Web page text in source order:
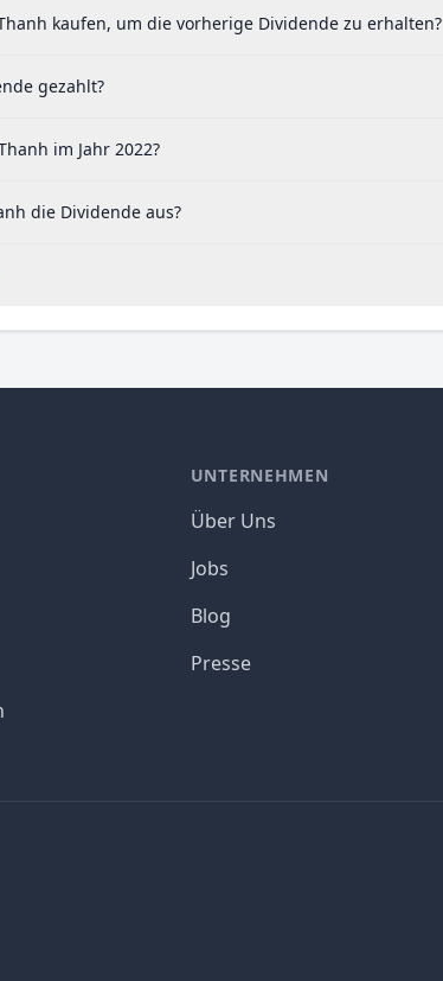
kaufen, um die vorherige Dividende zu erhalten?
gezahlt?
im Jahr 2022?
die Dividende aus?
UNTERNEHMEN
Über Uns
Jobs
Blog
Presse